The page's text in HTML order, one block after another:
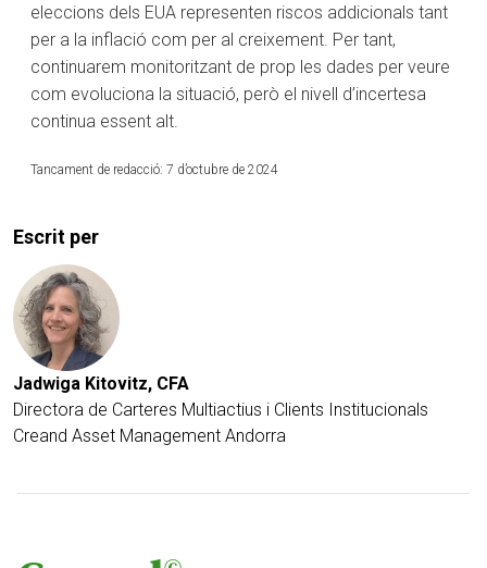
eleccions dels EUA representen riscos addicionals tant
per a la inflació com per al creixement. Per tant,
continuarem monitoritzant de prop les dades per veure
com evoluciona la situació, però el nivell d’incertesa
continua essent alt.
Tancament de redacció: 7 d’octubre de 2024
Escrit per
Jadwiga Kitovitz, CFA
Directora de Carteres Multiactius i Clients Institucionals
Creand Asset Management Andorra